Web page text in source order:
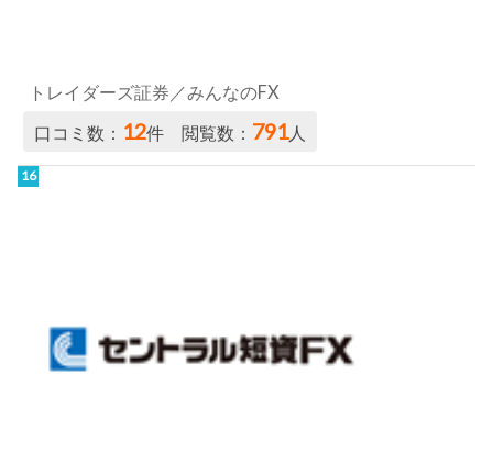
トレイダーズ証券／みんなのFX
口コミ数： 12件 閲覧数： 791人